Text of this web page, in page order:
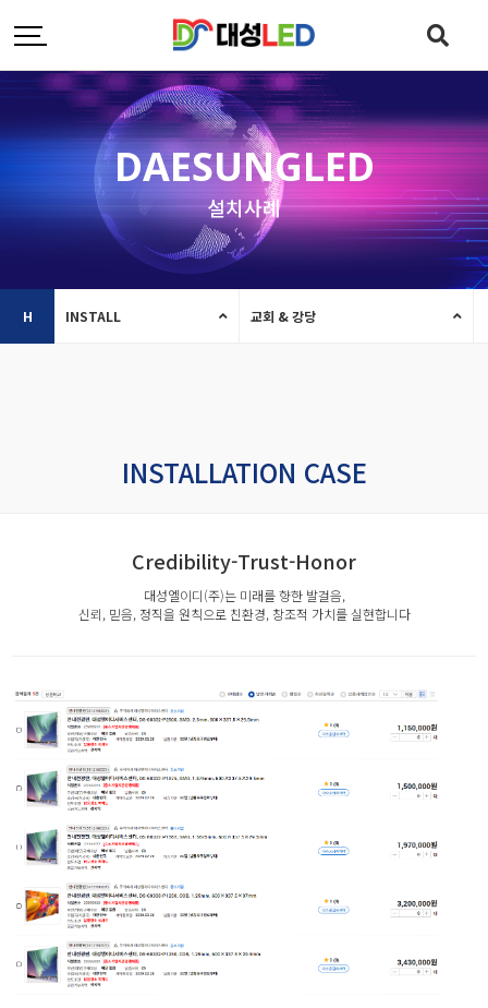
DAESUNGLED
설치사례
H INSTALL 교회 & 강당
INSTALLATION CASE
Credibility-Trust-Honor
대성엘이디(주)는 미래를 향한 발걸음,
신뢰, 믿음, 정직을 원칙으로 친환경, 창조적 가치를 실현합니다